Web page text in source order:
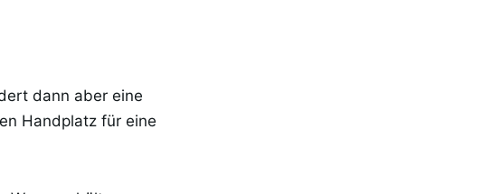
dann aber eine
Handplatz für eine